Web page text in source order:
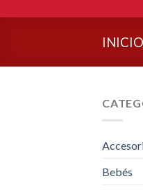
INICIO
Bebés